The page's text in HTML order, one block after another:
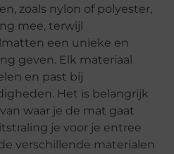
zoals nylon of polyester,
mee, terwijl
een unieke en
geven. Elk materiaal
en past bij
Het is belangrijk
waar je de mat gaat
je voor je entree
verschillende materialen